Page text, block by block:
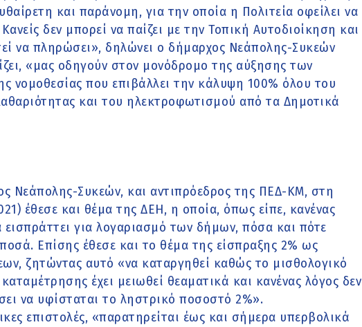
και παράνομη, για την οποία η Πολιτεία οφείλει να
δεν μπορεί να παίζει με την Τοπική Αυτοδιοίκηση και
να πληρώσει», δηλώνει ο δήμαρχος Νεάπολης-Συκεών
«μας οδηγούν στον μονόδρομο της αύξησης των
νομοθεσίας που επιβάλλει την κάλυψη 100% όλου του
και του ηλεκτροφωτισμού από τα Δημοτικά
Νεάπολης-Συκεών, και αντιπρόεδρος της ΠΕΔ-ΚΜ, στη
έθεσε και θέμα της ΔΕΗ, η οποία, όπως είπε, κανένας
εισπράττει για λογαριασμό των δήμων, πόσα και πότε
Επίσης έθεσε και το θέμα της είσπραξης 2% ως
ζητώντας αυτό «να καταργηθεί καθώς το μισθολογικό
έχει μειωθεί θεαματικά και κανένας λόγος δεν
να υφίσταται το ληστρικό ποσοστό 2%».
επιστολές, «παρατηρείται έως και σήμερα υπερβολικά